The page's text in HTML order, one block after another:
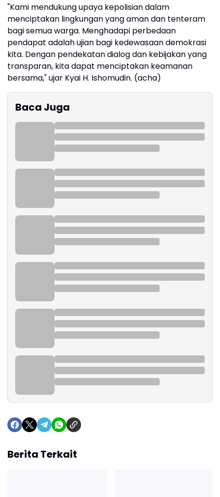
"Kami mendukung upaya kepolisian dalam
menciptakan lingkungan yang aman dan tenteram
bagi semua warga. Menghadapi perbedaan
pendapat adalah ujian bagi kedewasaan demokrasi
kita. Dengan pendekatan dialog dan kebijakan yang
transparan, kita dapat menciptakan keamanan
bersama," ujar Kyai H. Ishomudin. (acha)
Baca Juga
Berita Terkait